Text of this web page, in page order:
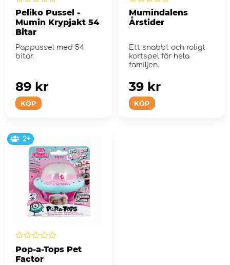
Peliko Pussel -
Mumin Krypjakt 54
Bitar
Pappussel med 54
bitar.
KÖP
89 kr
Mumindalens
Årstider
Ett snabbt och roligt
kortspel för hela
familjen.
KÖP
39 kr
2+
Pop-a-Tops Pet
Factor